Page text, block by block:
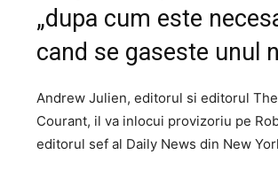
„dupa cum este
cand se gaseste unul
Andrew Julien, editorul si editorul
Courant, il va inlocui provizoriu pe
editorul sef al Daily News din New